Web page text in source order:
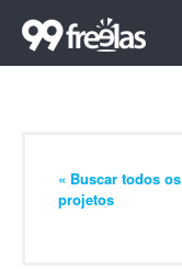
« Buscar todos os
projetos